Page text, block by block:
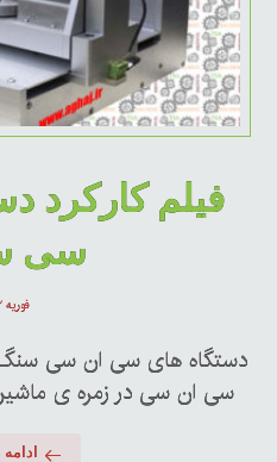
فیلم کارکرد
سی
فوریه ۲۳, ۲۰۱۹
دستگاه های سی ان سی سنگ
سی ان سی در زمره ی